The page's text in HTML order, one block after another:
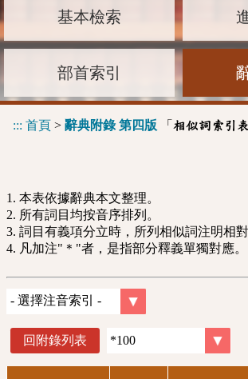
基本檢索
部首索引
::: 首頁 > 辭典附錄 第四版 「 相似詞索引表
1. 本表依據辭典本文整理。
2. 所有詞目均按音序排列。
3. 詞目有義項分立時，所列相似詞注明相對
4. 凡加注"＊"者，是指部分釋義單獨對應。
回附錄列表